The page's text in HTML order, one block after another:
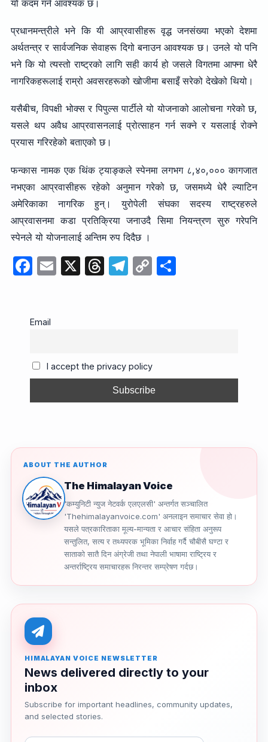
यो कदम गर्न आवश्यक छ।
प्रधानमन्त्रीले भने कि यी आप्रवासीहरू वृद्ध जनसंख्या भएको देशमा
अर्थतन्त्र र सार्वजनिक सेवाहरू दिगो बनाउन आवश्यक छ। उनले यो पनि
भने कि यो त्यस्तो राष्ट्रको लागि सही कार्य हो जसले विगतमा आफ्ना धेरै
नागरिकहरूलाई राम्रो अवसरहरूको खोजीमा बसाइँ सरेको देखेको थियो।
यसैबीच, विपक्षी भोक्स र पिपुल्स पार्टीले यो योजनाको आलोचना गरेको छ,
यसले थप अवैध आप्रवासनलाई प्रोत्साहन गर्न सक्ने र यसलाई रोक्ने
प्रयास गरिरहेको बताएको छ।
फन्कास नामक एक थिंक ट्याङ्कले स्पेनमा लगभग ८,४०,००० कागजात
नभएका आप्रवासीहरू रहेको अनुमान गरेको छ, जसमध्ये धेरै ल्याटिन
अमेरिकाका नागरिक हुन्। युरोपेली संघका सदस्य राष्ट्रहरुले
आप्रवासनमा कडा प्रतिक्रिया जनाउदै सिमा नियन्त्रण सुरु गरेपनि
स्पेनले यो योजनालाई अन्तिम रुप दिदैछ ।
F
e
o
o
k
E X T
s
T
m
C
n
k
S
Email
I accept the privacy policy
ABOUT THE AUTHOR
The Himalayan Voice
'कम्युनिटी न्युज नेटवर्क एलएलसी' अन्तर्गत सञ्चालित
'Thehimalayanvoice.com' अनलाइन समाचार सेवा हो।
यसले पत्रकारिताका मूल्य-मान्यता र आचार संहिता अनुरूप
सन्तुलित, सत्य र तथ्यपरक भूमिका निर्वाह गर्दै चौबीसै घण्टा र
साताको सातै दिन अंग्रेजी तथा नेपाली भाषामा राष्ट्रिय र
अन्तर्राष्ट्रिय समाचारहरू निरन्तर सम्प्रेषण गर्दछ।
HIMALAYAN VOICE NEWSLETTER
News delivered directly to your
inbox
Subscribe for important headlines, community updates,
and selected stories.